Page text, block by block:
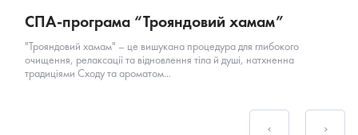
СПА-програма “Трояндовий хамам”
"Трояндовий хамам" – це вишукана процедура для глибокого
очищення, релаксації та відновлення тіла й душі, натхненна
традиціями Сходу та ароматом...